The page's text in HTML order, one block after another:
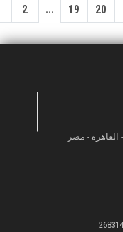
2 ... 19 20
القاهرة - مصر